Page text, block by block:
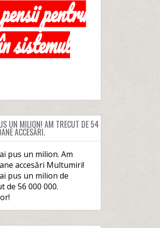
UN MILION! AM TRECUT DE 54
ACCESĂRI.
pus un milion. Am
accesări Multumiri!
pus un milion de
de 56 000 000.